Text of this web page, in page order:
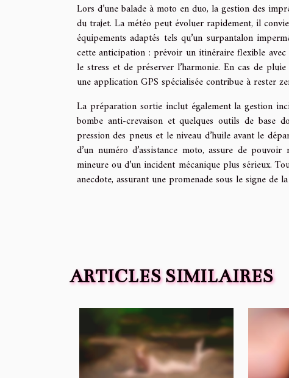
Lors d’une balade à moto en duo, la gestion des
du trajet. La météo peut évoluer rapidement, il
équipements adaptés tels qu’un surpantalon
cette anticipation : prévoir un itinéraire flexible
le stress et de préserver l’harmonie. En cas de
une application GPS spécialisée contribue à rester
La préparation sortie inclut également la gestion
bombe anti-crevaison et quelques outils de base
pression des pneus et le niveau d’huile avant le
d’un numéro d’assistance moto, assure de
mineure ou d’un incident mécanique plus sérieux.
anecdote, assurant une promenade sous le signe de
ARTICLES SIMILAIRES